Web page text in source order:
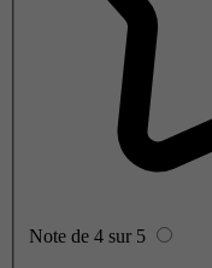
Note de 4 sur 5